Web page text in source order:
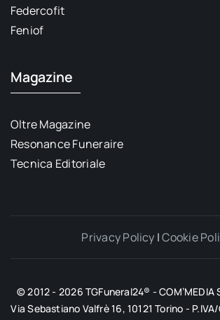
Federcofit
Feniof
Magazine
Oltre Magazine
Resonance Funeraire
Tecnica Editoriale
Privacy Policy |Cookie
© 2012 - 2026 TGFuneral24® - COM’MEDIA
Via Sebastiano Valfrè 16, 10121 Torino -